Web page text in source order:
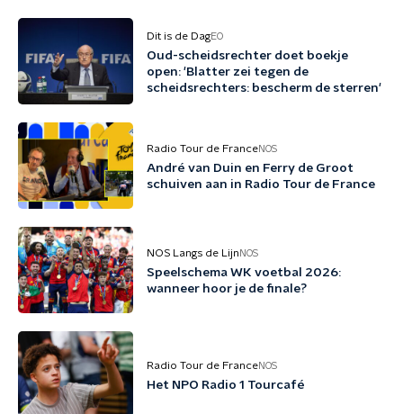
Dit is de DagEO
Oud-scheidsrechter doet boekje
open: 'Blatter zei tegen de
scheidsrechters: bescherm de sterren'
Radio Tour de FranceNOS
André van Duin en Ferry de Groot
schuiven aan in Radio Tour de France
NOS Langs de Lijn NOS
Speelschema WK voetbal 2026:
wanneer hoor je de finale?
Radio Tour de FranceNOS
Het NPO Radio 1 Tourcafé